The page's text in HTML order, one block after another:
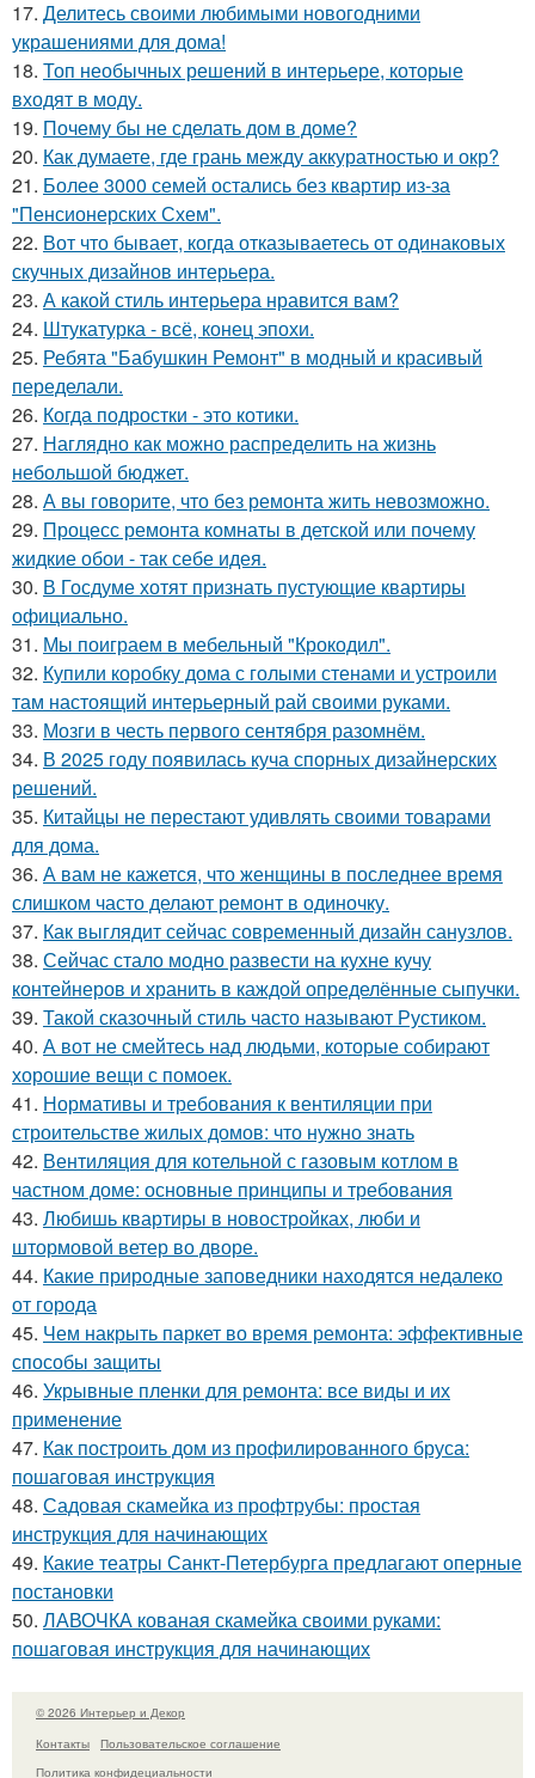
17. Делитесь своими любимыми новогодними
украшениями для дома!
18. Топ необычных решений в интерьере, которые
входят в моду.
19. Почему бы не сделать дом в доме?
20. Как думаете, где грань между аккуратностью и окр?
21. Более 3000 семей остались без квартир из-за
"Пенсионерских Схем".
22. Вот что бывает, когда отказываетесь от одинаковых
скучных дизайнов интерьера.
23. А какой стиль интерьера нравится вам?
24. Штукатурка - всё, конец эпохи.
25. Ребята "Бабушкин Ремонт" в модный и красивый
переделали.
26. Когда подростки - это котики.
27. Наглядно как можно распределить на жизнь
небольшой бюджет.
28. А вы говорите, что без ремонта жить невозможно.
29. Процесс ремонта комнаты в детской или почему
жидкие обои - так себе идея.
30. В Госдуме хотят признать пустующие квартиры
официально.
31. Мы поиграем в мебельный "Крокодил".
32. Купили коробку дома с голыми стенами и устроили
там настоящий интерьерный рай своими руками.
33. Мозги в честь первого сентября разомнём.
34. В 2025 году появилась куча спорных дизайнерских
решений.
35. Китайцы не перестают удивлять своими товарами
для дома.
36. А вам не кажется, что женщины в последнее время
слишком часто делают ремонт в одиночку.
37. Как выглядит сейчас современный дизайн санузлов.
38. Сейчас стало модно развести на кухне кучу
контейнеров и хранить в каждой определённые сыпучки.
39. Такой сказочный стиль часто называют Рустиком.
40. А вот не смейтесь над людьми, которые собирают
хорошие вещи с помоек.
41. Нормативы и требования к вентиляции при
строительстве жилых домов: что нужно знать
42. Вентиляция для котельной с газовым котлом в
частном доме: основные принципы и требования
43. Любишь квартиры в новостройках, люби и
штормовой ветер во дворе.
44. Какие природные заповедники находятся недалеко
от города
45. Чем накрыть паркет во время ремонта: эффективные
способы защиты
46. Укрывные пленки для ремонта: все виды и их
применение
47. Как построить дом из профилированного бруса:
пошаговая инструкция
48. Садовая скамейка из профтрубы: простая
инструкция для начинающих
49. Какие театры Санкт-Петербурга предлагают оперные
постановки
50. ЛАВОЧКА кованая скамейка своими руками:
пошаговая инструкция для начинающих
© 2026 Интерьер и Декор
Контакты
Пользовательское соглашение
Политика конфидециальности